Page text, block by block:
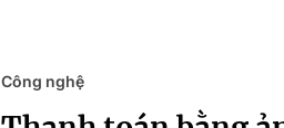
Công nghệ